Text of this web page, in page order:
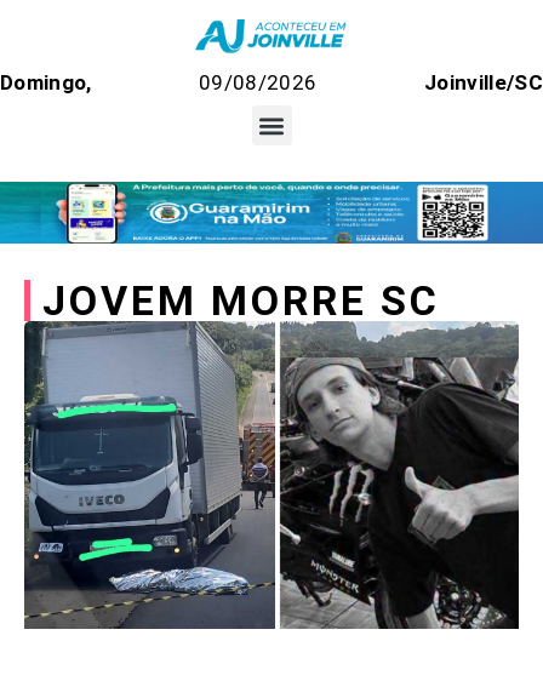
Domingo, 09/08/2026 Joinville/SC
JOVEM MORRE SC